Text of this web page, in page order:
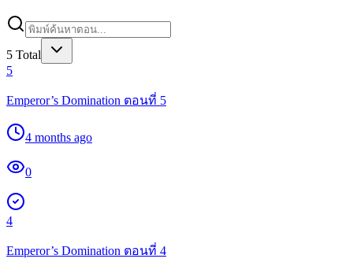
5 Total
5
Emperor’s Domination ตอนที่ 5
4 months ago
0
4
Emperor’s Domination ตอนที่ 4